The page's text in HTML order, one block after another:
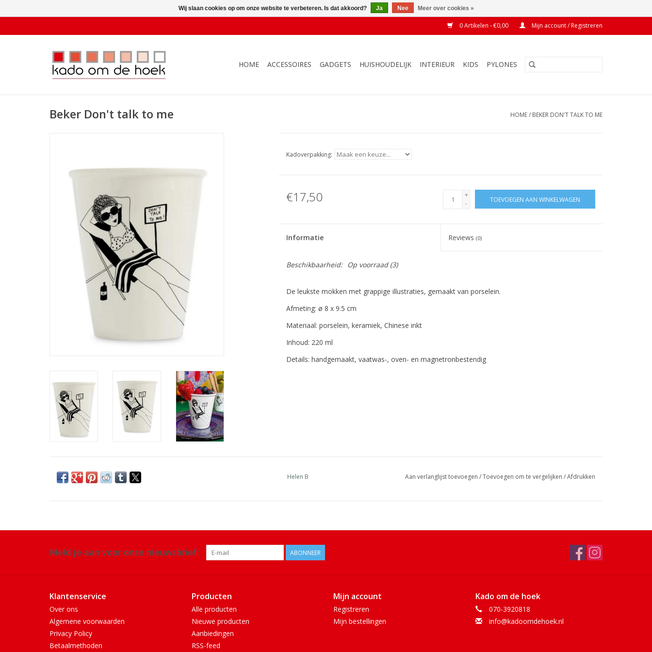
0 Artikelen - €0,00 Mijn account / Registreren
HOME ACCESSOIRES GADGETS HUISHOUDELIJK INTERIEUR KIDS PYLONES
Beker Don't talk to me HOME/ BEKER DON'T TALK TO ME
Kadoverpakking:
€17,50
+
-
TOEVOEGEN AAN WINKELWAGEN
Informatie Reviews(0)
Beschikbaarheid: Op voorraad(3)
De leukste mokken met grappige illustraties, gemaakt van porselein.
Afmeting: ø 8 x 9.5 cm
Materiaal: porselein, keramiek, Chinese inkt
Inhoud: 220 ml
Details: handgemaakt, vaatwas-, oven- en magnetronbestendig
Helen B Aan verlanglijst toevoegen /Toevoegen om te vergelijken /Afdrukken
Meld je aan voor onze nieuwsbrief: ABONNEER
Klantenservice
Over ons
Algemene voorwaarden
Privacy Policy
Betaalmethoden
Producten
Alle producten
Nieuwe producten
Aanbiedingen
RSS-feed
Mijn account
Registreren
Mijn bestellingen
Kado om de hoek
070-3920818
info@kadoomdehoek.nl
Wij slaan cookies op om onze website te verbeteren. Is dat akkoord? Ja Nee Meer over cookies »